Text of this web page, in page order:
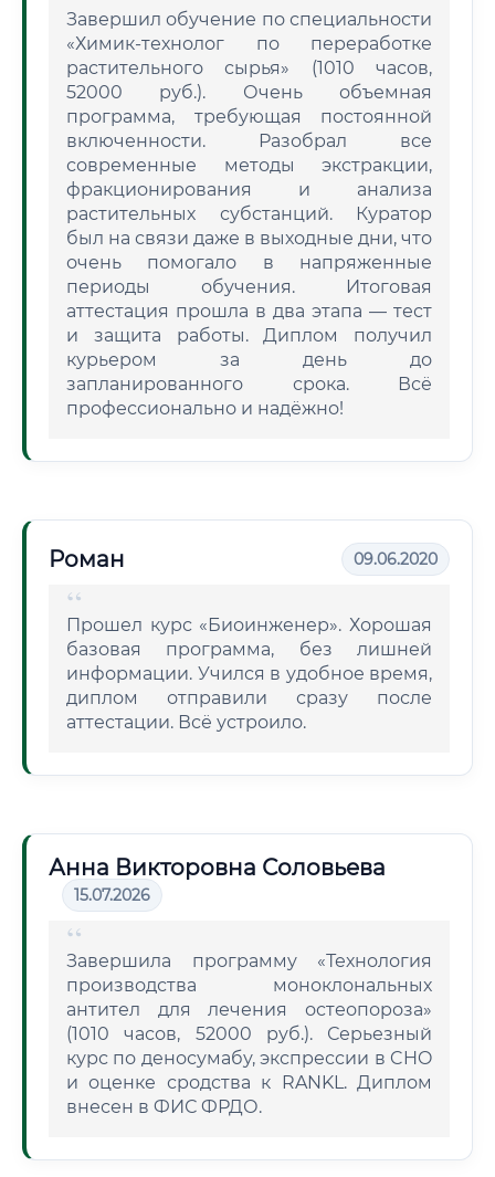
Завершил обучение по специальности
«Химик-технолог по переработке
растительного сырья» (1010 часов,
52000 руб.). Очень объемная
программа, требующая постоянной
включенности. Разобрал все
современные методы экстракции,
фракционирования и анализа
растительных субстанций. Куратор
был на связи даже в выходные дни, что
очень помогало в напряженные
периоды обучения. Итоговая
аттестация прошла в два этапа — тест
и защита работы. Диплом получил
курьером за день до
запланированного срока. Всё
профессионально и надёжно!
Роман 09.06.2020
Прошел курс «Биоинженер». Хорошая
базовая программа, без лишней
информации. Учился в удобное время,
диплом отправили сразу после
аттестации. Всё устроило.
Анна Викторовна Соловьева
15.07.2026
Завершила программу «Технология
производства моноклональных
антител для лечения остеопороза»
(1010 часов, 52000 руб.). Серьезный
курс по деносумабу, экспрессии в CHO
и оценке сродства к RANKL. Диплом
внесен в ФИС ФРДО.